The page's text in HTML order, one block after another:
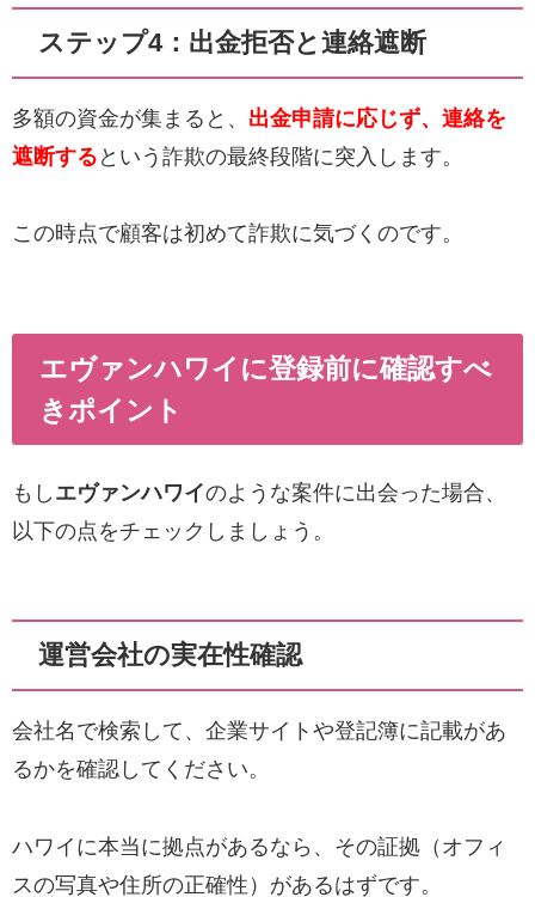
ステップ4：出金拒否と連絡遮断
多額の資金が集まると、 出金申請に応じず、連絡を
遮断する という詐欺の最終段階に突入します。
この時点で顧客は初めて詐欺に気づくのです。
エヴァンハワイに登録前に確認すべ
きポイント
もし エヴァンハワイのような案件に出会った場合、
以下の点をチェックしましょう。
運営会社の実在性確認
会社名で検索して、企業サイトや登記簿に記載があ
るかを確認してください。
ハワイに本当に拠点があるなら、その証拠（オフィ
スの写真や住所の正確性）があるはずです。